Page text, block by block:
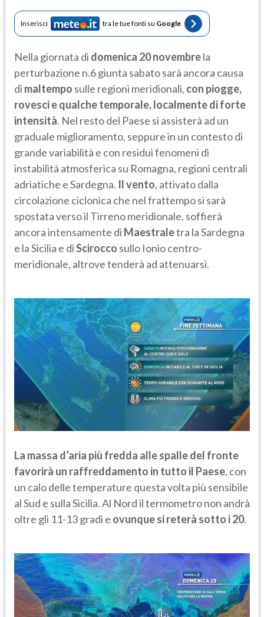
Inserisci tra le tue fonti su Google
Nella giornata di domenica 20 novembrela
perturbazione n.6 giunta sabato sarà ancora causa
di maltempo sulle regioni meridionali, con piogge,
rovesci e qualche temporale, localmente di forte
intensità. Nel resto del Paese si assisterà ad un
graduale miglioramento, seppure in un contesto di
grande variabilità e con residui fenomeni di
instabilità atmosferica su Romagna, regioni centrali
adriatiche e Sardegna. Il vento, attivato dalla
circolazione ciclonica che nel frattempo si sarà
spostata verso il Tirreno meridionale, soffierà
ancora intensamente di Maestraletra la Sardegna
e la Sicilia e diScirocco sullo Ionio centro-
meridionale, altrove tenderà ad attenuarsi.
La massa d’aria più fredda alle spalle del fronte
favorirà un raffreddamento in tutto il Paese, con
un calo delle temperature questa volta più sensibile
al Sud e sulla Sicilia. Al Nord il termometro non andrà
oltre gli 11-13 gradi e ovunque si reterà sotto i 20.